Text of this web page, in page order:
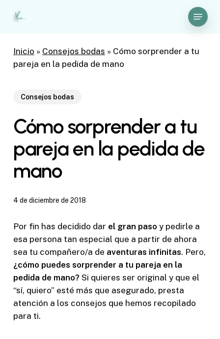
Menu
Inicio » Consejos bodas » Cómo sorprender a tu
pareja en la pedida de mano
Consejos bodas
Cómo sorprender a tu
pareja en la pedida de
mano
4 de diciembre de 2018
Por fin has decidido dar el gran paso y pedirle a
esa persona tan especial que a partir de ahora
sea tu compañero/a de aventuras infinitas. Pero,
¿cómo puedes sorprender a tu pareja en la
pedida de mano? Si quieres ser original y que el
“sí, quiero” esté más que asegurado, presta
atención a los consejos que hemos recopilado
para ti.